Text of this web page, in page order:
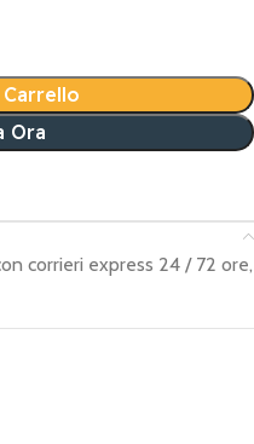
Ora
corrieri express 24 / 72 ore,